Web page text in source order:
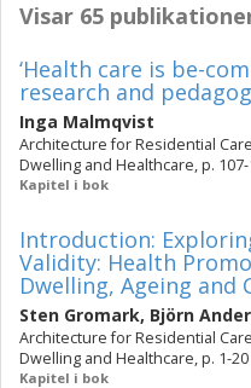
Visar 65
‘Health care is be-
research and
Inga Malmqvist
Architecture for Residential
Dwelling and Healthcare, p.
Kapitel i bok
Introduction:
Validity: Health
Dwelling, Ageing and
Sten Gromark, Björn
Architecture for Residential
Dwelling and Healthcare, p. 1-20
Kapitel i bok